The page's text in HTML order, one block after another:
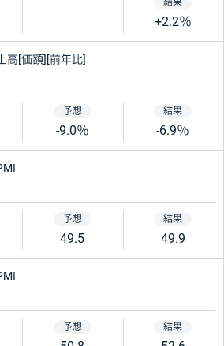
+2.2％
高[価額][前年比]
-9.0％ -6.9％
49.5 49.9
カ